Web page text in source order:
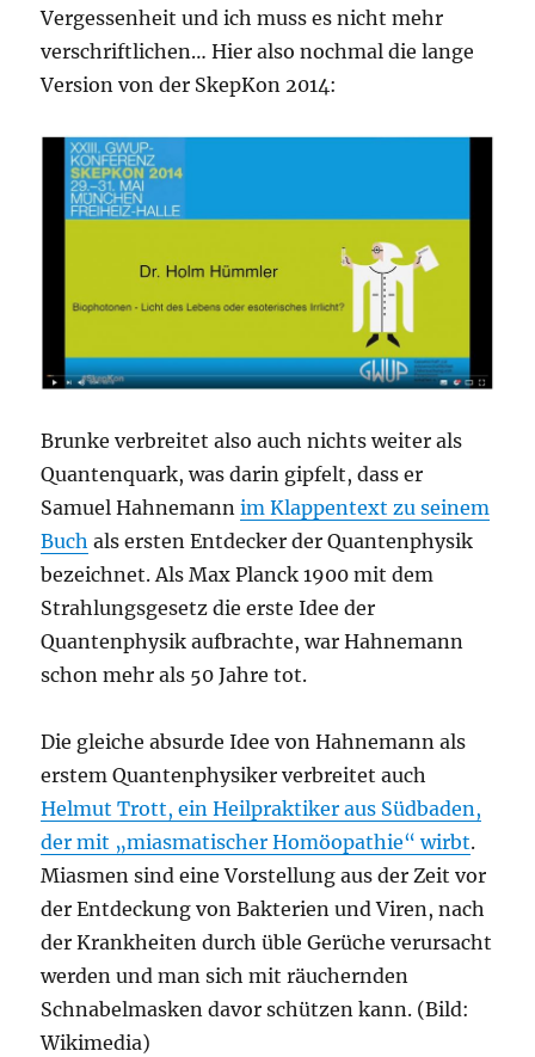
Vergessenheit und ich muss es nicht mehr
verschriftlichen… Hier also nochmal die lange
Version von der SkepKon 2014:
Brunke verbreitet also auch nichts weiter als
Quantenquark, was darin gipfelt, dass er
Samuel Hahnemannim Klappentext zu seinem
Buch als ersten Entdecker der Quantenphysik
bezeichnet. Als Max Planck 1900 mit dem
Strahlungsgesetz die erste Idee der
Quantenphysik aufbrachte, war Hahnemann
schon mehr als 50 Jahre tot.
Die gleiche absurde Idee von Hahnemann als
erstem Quantenphysiker verbreitet auch
Helmut Trott, ein Heilpraktiker aus Südbaden,
der mit „miasmatischer Homöopathie“ wirbt.
Miasmen sind eine Vorstellung aus der Zeit vor
der Entdeckung von Bakterien und Viren, nach
der Krankheiten durch üble Gerüche verursacht
werden und man sich mit räuchernden
Schnabelmasken davor schützen kann. (Bild:
Wikimedia)